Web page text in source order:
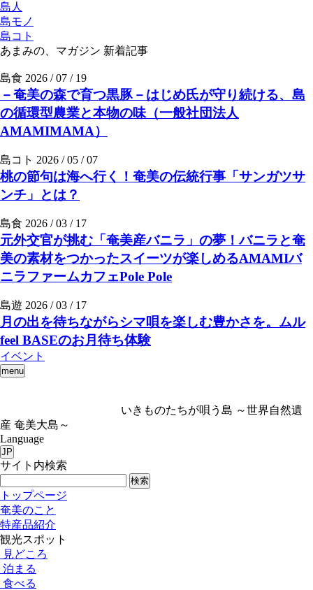
島人
島モノ
島コト
あまみの、マガジン 新着記事
島食 2026 / 07 / 19
－奄美の森で育つ黒豚－はじめ氏が守り続ける、島
の循環型農業と本物の味（一般社団法人
AMAMIMAMA）
島コト 2026 / 05 / 07
桃の節句は海へ行く！奄美の伝統行事「サンガツサ
ンチ」とは？
島食 2026 / 03 / 17
元外交官が挑む「奄美産バニラ」の夢！バニラと奄
美の素材をつかったスイーツが楽しめるAMAMIバ
ニラファームカフェPole Pole
島遊 2026 / 03 / 17
月の出を待ちながらシマ唄を楽しむ豊かさを。ムル
feel BASEのお月待ち体験
イベント
menu
いきものたちが唄う島 ～世界自然遺
産 奄美大島～
Language
JP
サイト内検索
検索
トップページ
奄美のこと
特産品紹介
観光スポット
見どころ
泊まる
食べる